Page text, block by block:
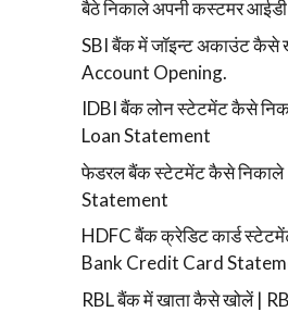
बैठे निकाले अपनी कस्टमर
SBI बैंक में जॉइन्ट अकाउंट कैसे
Account Opening.
IDBI बैंक लोन स्टेटमेंट कैसे
Loan Statement
फेडरल बैंक स्टेटमेंट कैसे निकाले
Statement
HDFC बैंक क्रेडिट कार्ड
Bank Credit Card
RBL बैंक में खाता कैसे खोलें |